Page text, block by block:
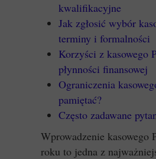
kwalifikacyjne
Jak zgłosić wybór
terminy i formalności
Korzyści z kasowego
płynności finansowej
Ograniczenia
pamiętać?
Często zadawane
Wprowadzenie kasowego
roku to jedna z